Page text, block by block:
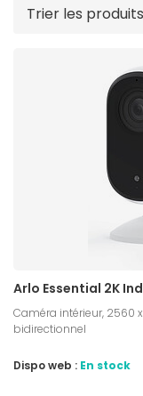
Trier les produits
Arlo Essential 2K
Caméra intérieur, 2560 x
bidirectionnel
Dispo web : En stock